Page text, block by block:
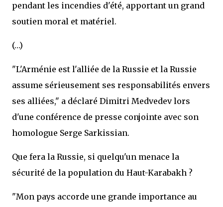
pendant les incendies d'été, apportant un grand
soutien moral et matériel.
(…)
"L'Arménie est l'alliée de la Russie et la Russie
assume sérieusement ses responsabilités envers
ses alliées," a déclaré Dimitri Medvedev lors
d'une conférence de presse conjointe avec son
homologue Serge Sarkissian.
Que fera la Russie, si quelqu'un menace la
sécurité de la population du Haut-Karabakh ?
"Mon pays accorde une grande importance au